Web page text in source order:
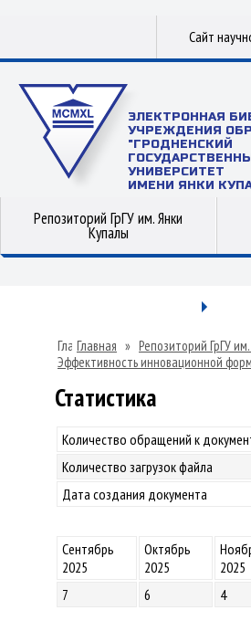
Сайт
ЭЛЕКТРОННАЯ
УЧРЕЖДЕНИЯ
"ГРОДНЕНСКИЙ
УНИВЕРСИТЕТ
ИМЕНИ ЯНКИ
Репозиторий ГрГУ им. Янки
Купалы
Главная » Репозиторий ГрГУ
Эффективность инновационной
Статистика
Количество обращений к
Количество загрузок файла
Дата создания документа
Сентябрь
2025
Октябрь
2025
2025
7
6 4